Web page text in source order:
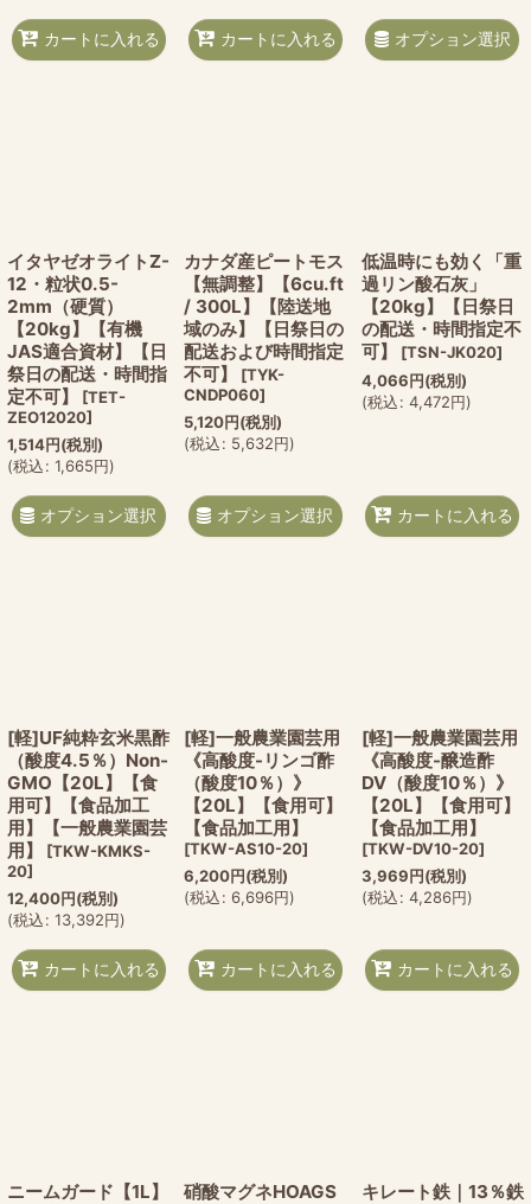
カートに入れる カートに入れる オプション選択
イタヤゼオライトZ-
12・粒状0.5-
2mm（硬質）
【20kg】【有機
JAS適合資材】【日
祭日の配送・時間指
定不可】
[TET-
ZEO12020]
1,514円(税別)
(税込: 1,665円)
オプション選択
カナダ産ピートモス
【無調整】【6cu.ft
/ 300L】【陸送地
域のみ】【日祭日の
配送および時間指定
不可】
[TYK-
CNDP060]
5,120円(税別)
(税込: 5,632円)
オプション選択
低温時にも効く「重
過リン酸石灰」
【20kg】【日祭日
の配送・時間指定不
可】
[TSN-JK020]
4,066円(税別)
(税込: 4,472円)
カートに入れる
[軽]UF純粋玄米黒酢
（酸度4.5％）Non-
GMO【20L】【食
用可】【食品加工
用】【一般農業園芸
用】
[TKW-KMKS-
20]
12,400円(税別)
(税込: 13,392円)
カートに入れる
[軽]一般農業園芸用
《高酸度-リンゴ酢
（酸度10％）》
【20L】【食用可】
【食品加工用】
[TKW-AS10-20]
6,200円(税別)
(税込: 6,696円)
カートに入れる
[軽]一般農業園芸用
《高酸度-醸造酢
DV（酸度10％）》
【20L】【食用可】
【食品加工用】
[TKW-DV10-20]
3,969円(税別)
(税込: 4,286円)
カートに入れる
ニームガード【1L】
硝酸マグネHOAGS
キレート鉄｜13％鉄